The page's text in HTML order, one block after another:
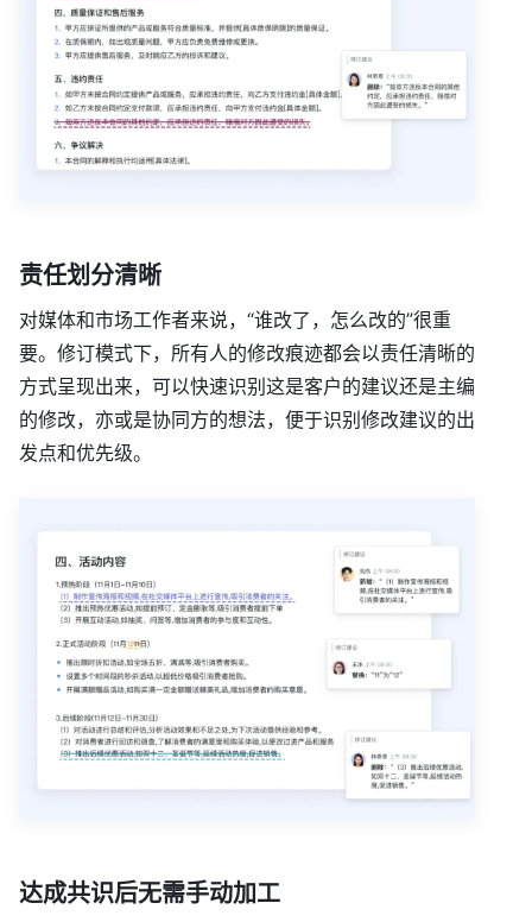
责任划分清晰
对媒体和市场工作者来说，“谁改了，怎么改的”很重
要。修订模式下，所有人的修改痕迹都会以责任清晰的
方式呈现出来，可以快速识别这是客户的建议还是主编
的修改，亦或是协同方的想法，便于识别修改建议的出
发点和优先级。
达成共识后无需手动加工